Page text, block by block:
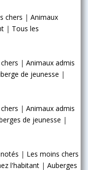
chers | Animaux
| Tous les
| Animaux admis
de jeunesse |
| Animaux admis
de jeunesse |
| Les moins chers
l'habitant | Auberges